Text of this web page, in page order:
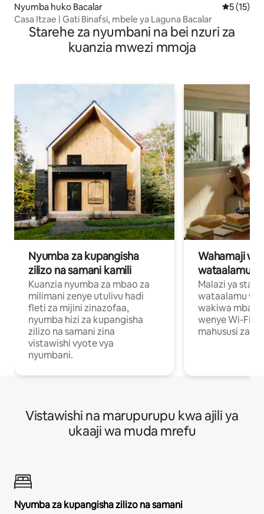
Nyumba huko Bacalar Ukadiriaji
5 (15)
Casa Itzae | Gati Binafsi, mbele ya Laguna Bacalar
Starehe za nyumbani na bei nzuri za
kuanzia mwezi mmoja
Nyumba za kupangisha
zilizo na samani kamili
Kuanzia nyumba za mbao za
milimani zenye utulivu hadi
fleti za mijini zinazofaa,
nyumba hizi za kupangisha
zilizo na samani zina
vistawishi vyote vya
nyumbani.
Wahamaji
wataalamu
Malazi ya
wataalamu
wakiwa mbali
wenye Wi-Fi
mahususi za
Vistawishi na marupurupu kwa ajili ya
ukaaji wa muda mrefu
Nyumba za kupangisha zilizo na samani